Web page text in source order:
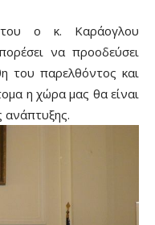
ο κ. Καράογλου
να προοδεύσει
του παρελθόντος και
η χώρα μας θα είναι
ανάπτυξης.